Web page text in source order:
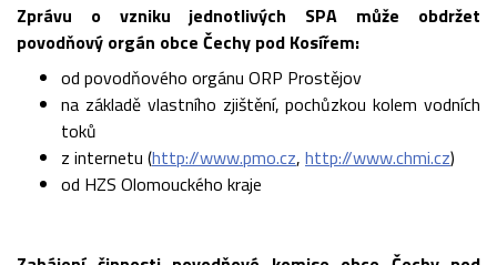
Zprávu o vzniku jednotlivých SPA může obdržet
povodňový orgán obce Čechy pod Kosířem:
od povodňového orgánu ORP Prostějov
na základě vlastního zjištění, pochůzkou kolem vodních
toků
z internetu (http://www.pmo.cz, http://www.chmi.cz)
od HZS Olomouckého kraje